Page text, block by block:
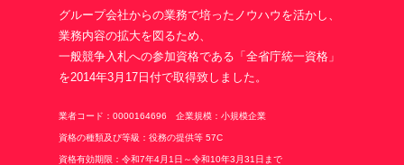
グループ会社からの業務で培ったノウハウを活かし、
業務内容の拡大を図るため、
一般競争入札への参加資格である「全省庁統一資格」
を2014年3月17日付で取得致しました。
業者コード：0000164696 企業規模：小規模企業
資格の種類及び等級：役務の提供等 57C
資格有効期限：令和7年4月1日～令和10年3月31日まで